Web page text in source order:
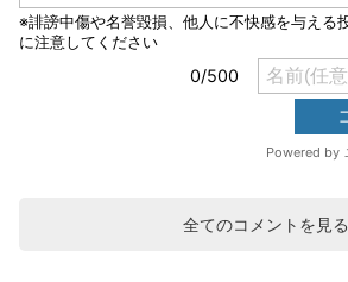
全てのコメントを見る